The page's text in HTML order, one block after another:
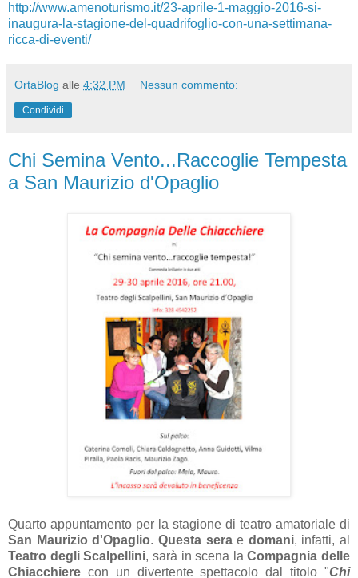
http://www.amenoturismo.it/23-aprile-1-maggio-2016-si-
inaugura-la-stagione-del-quadrifoglio-con-una-settimana-
ricca-di-eventi/
OrtaBlog alle 4:32 PM Nessun commento:
Condividi
Chi Semina Vento...Raccoglie Tempesta
a San Maurizio d'Opaglio
Quarto appuntamento per la stagione di teatro amatoriale di
San Maurizio d'Opaglio. Questa serae domani, infatti, al
Teatro degli Scalpellini, sarà in scena laCompagnia delle
Chiacchiere con un divertente spettacolo dal titolo "Chi